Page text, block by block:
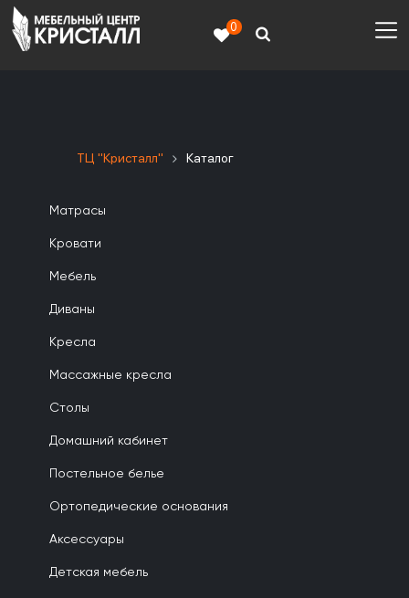
0
ТЦ "Кристалл" Каталог
Матрасы
Кровати
Мебель
Диваны
Кресла
Массажные кресла
Столы
Домашний кабинет
Постельное белье
Ортопедические основания
Аксессуары
Детская мебель